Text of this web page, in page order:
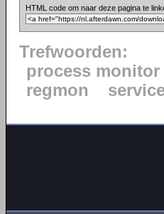
HTML code om naar deze pagina te
Trefwoorden:
process monitor
regmon